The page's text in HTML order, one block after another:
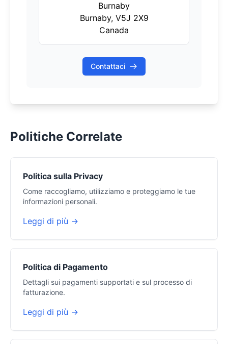
Burnaby
Burnaby, V5J 2X9
Canada
Contattaci
Politiche Correlate
Politica sulla Privacy
Come raccogliamo, utilizziamo e proteggiamo le tue
informazioni personali.
Leggi di più →
Politica di Pagamento
Dettagli sui pagamenti supportati e sul processo di
fatturazione.
Leggi di più →